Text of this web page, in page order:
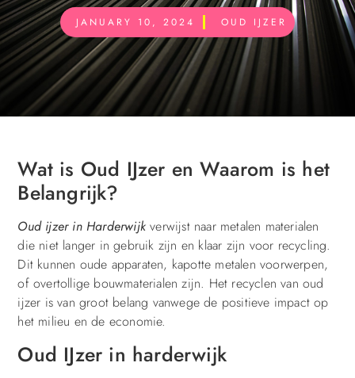
JANUARY 10, 2024 OUD IJZER
Wat is Oud IJzer en Waarom is het
Belangrijk?
Oud ijzer in Harderwijk verwijst naar metalen materialen
die niet langer in gebruik zijn en klaar zijn voor recycling.
Dit kunnen oude apparaten, kapotte metalen voorwerpen,
of overtollige bouwmaterialen zijn. Het recyclen van oud
ijzer is van groot belang vanwege de positieve impact op
het milieu en de economie.
Oud IJzer in harderwijk